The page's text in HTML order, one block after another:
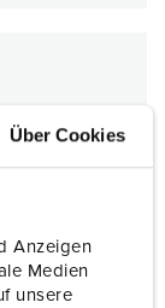
Über Cookies
Anzeigen
Medien
unsere